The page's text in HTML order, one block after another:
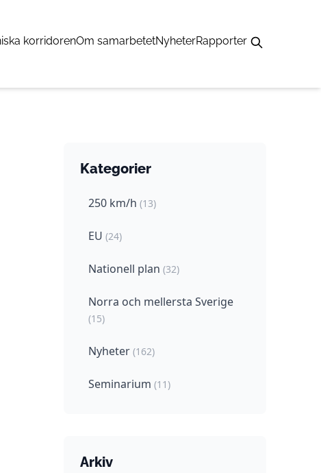
korridorenOm samarbetetNyheterRapporter
Kategorier
250 km/h (13)
EU (24)
Nationell plan (32)
Norra och mellersta Sverige
(15)
Nyheter (162)
Seminarium (11)
Arkiv